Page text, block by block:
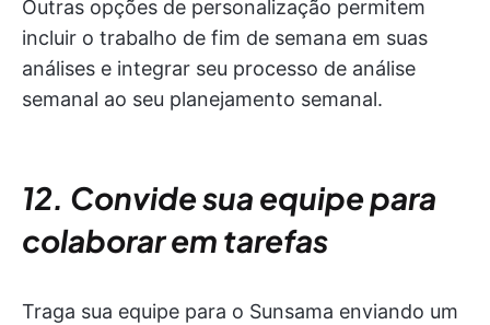
Outras opções de personalização permitem
incluir o trabalho de fim de semana em suas
análises e integrar seu processo de análise
semanal ao seu planejamento semanal.
12. Convide sua equipe para
colaborar em tarefas
Traga sua equipe para o Sunsama enviando um